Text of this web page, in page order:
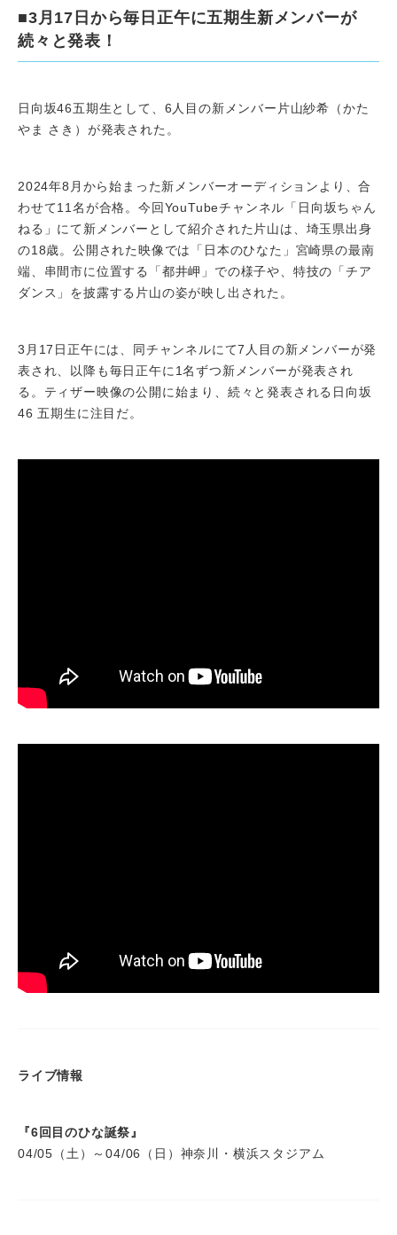
■3月17日から毎日正午に五期生新メンバーが
続々と発表！
日向坂46五期生として、6人目の新メンバー片山紗希（かた
やま さき）が発表された。
2024年8月から始まった新メンバーオーディションより、合
わせて11名が合格。今回YouTubeチャンネル「日向坂ちゃん
ねる」にて新メンバーとして紹介された片山は、埼玉県出身
の18歳。公開された映像では「日本のひなた」宮崎県の最南
端、串間市に位置する「都井岬」での様子や、特技の「チア
ダンス」を披露する片山の姿が映し出された。
3月17日正午には、同チャンネルにて7人目の新メンバーが発
表され、以降も毎日正午に1名ずつ新メンバーが発表され
る。ティザー映像の公開に始まり、続々と発表される日向坂
46 五期生に注目だ。
ライブ情報
『6回目のひな誕祭』
04/05（土）～04/06（日）神奈川・横浜スタジアム